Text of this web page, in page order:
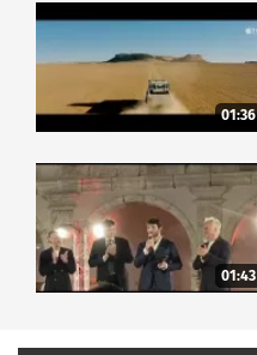
01:36
01:43